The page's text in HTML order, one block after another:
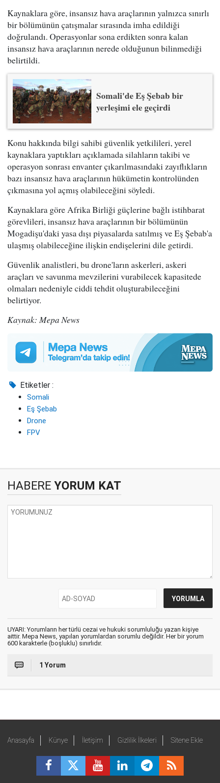
Kaynaklara göre, insansız hava araçlarının yalnızca sınırlı
bir bölümünün çatışmalar sırasında imha edildiği
doğrulandı. Operasyonlar sona erdikten sonra kalan
insansız hava araçlarının nerede olduğunun bilinmediği
belirtildi.
Somali'de Eş Şebab bir
yerleşimi ele geçirdi
Konu hakkında bilgi sahibi güvenlik yetkilileri, yerel
kaynaklara yaptıkları açıklamada silahların takibi ve
operasyon sonrası envanter çıkarılmasındaki zayıflıkların
bazı insansız hava araçlarının hükümetin kontrolünden
çıkmasına yol açmış olabileceğini söyledi.
Kaynaklara göre Afrika Birliği güçlerine bağlı istihbarat
görevlileri, insansız hava araçlarının bir bölümünün
Mogadişu'daki yasa dışı piyasalarda satılmış ve Eş Şebab'a
ulaşmış olabileceğine ilişkin endişelerini dile getirdi.
Güvenlik analistleri, bu drone'ların askerleri, askeri
araçları ve savunma mevzilerini vurabilecek kapasitede
olmaları nedeniyle ciddi tehdit oluşturabileceğini
belirtiyor.
Kaynak: Mepa News
Etiketler :
Somali
Eş Şebab
Drone
FPV
HABERE YORUM KAT
UYARI: Yorumların her türlü cezai ve hukuki sorumluluğu yazan kişiye
aittir. Mepa News, yapılan yorumlardan sorumlu değildir. Her bir yorum
600 karakterle (boşluklu) sınırlıdır.
1 Yorum
Anasayfa Künye İletişim Gizlilik İlkeleri Sitene Ekle